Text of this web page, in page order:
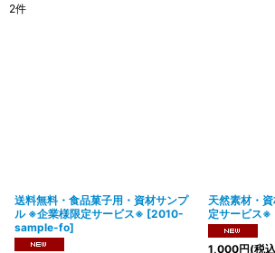
2件
送料無料・食品菓子用・資材サンプ
ル ※企業様限定サービス※ [2010-
sample-fo]
天然素材・
定サービス※
1,000円(税